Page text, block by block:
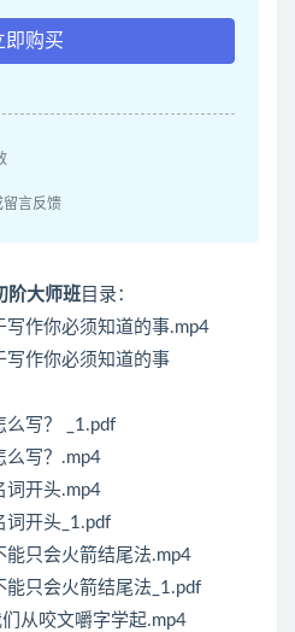
即购买
留言反馈
阶大师班 目录：
作你必须知道的事.mp4
作你必须知道的事
么写？ _1.pdf
么写？.mp4
词开头.mp4
词开头_1.pdf
只会火箭结尾法.mp4
只会火箭结尾法_1.pdf
从咬文嚼字学起.mp4